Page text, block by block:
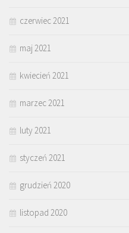
czerwiec 2021
maj 2021
kwiecień 2021
marzec 2021
luty 2021
styczeń 2021
grudzień 2020
listopad 2020